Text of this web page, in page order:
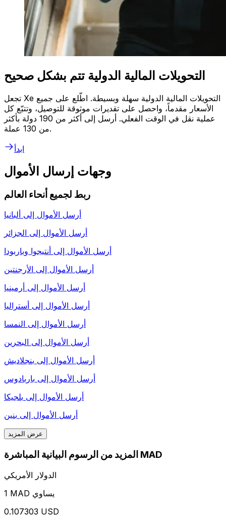
التحويلات المالية الدولية تتم بشكل صحيح
تجعل Xe التحويلات المالية الدولية سهلة وبسيطة. اطّلع على جميع
الأسعار مقدماً، واحصل على تقديرات موثوقة للتوصيل، وتتبّع كل
عملية نقل في الوقت الفعلي. أرسل إلى أكثر من 190 دولة بأكثر
من 130 عملة.
ابدأ
وجهات إرسال الأموال
ربط لجميع أنحاء العالم
أرسل الأموال إلى ألبانيا
أرسل الأموال إلى الجزائر
أرسل الأموال إلى أنتيجوا وباربودا
أرسل الأموال إلى الأرجنتين
أرسل الأموال إلى أرمينيا
أرسل الأموال إلى أستراليا
أرسل الأموال إلى النمسا
أرسل الأموال إلى البحرين
أرسل الأموال إلى بنجلاديش
أرسل الأموال إلى باربادوس
أرسل الأموال إلى بلجيكا
أرسل الأموال إلى بنين
عرض المزيد
المزيد من الرسوم البيانية المباشرة MAD
الدولار الأمريكي
1 MAD يساوي
0.107303 USD